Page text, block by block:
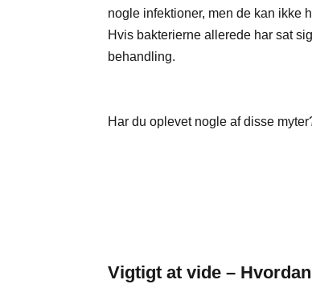
nogle infektioner, men de kan
Hvis bakterierne allerede har sat
behandling.
Har du oplevet nogle af disse
Vigtigt at vide –